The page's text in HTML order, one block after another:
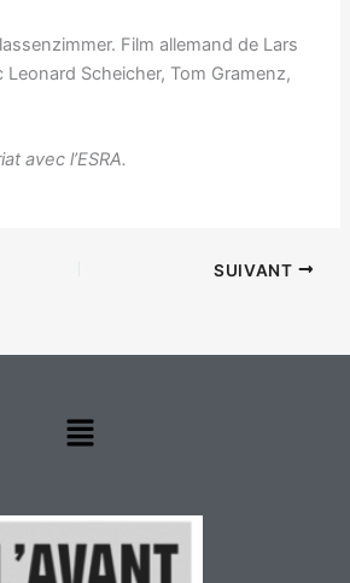
Film allemand de Lars
Leonard Scheicher, Tom Gramenz,
avec l’ESRA.
SUIVANT
Menu